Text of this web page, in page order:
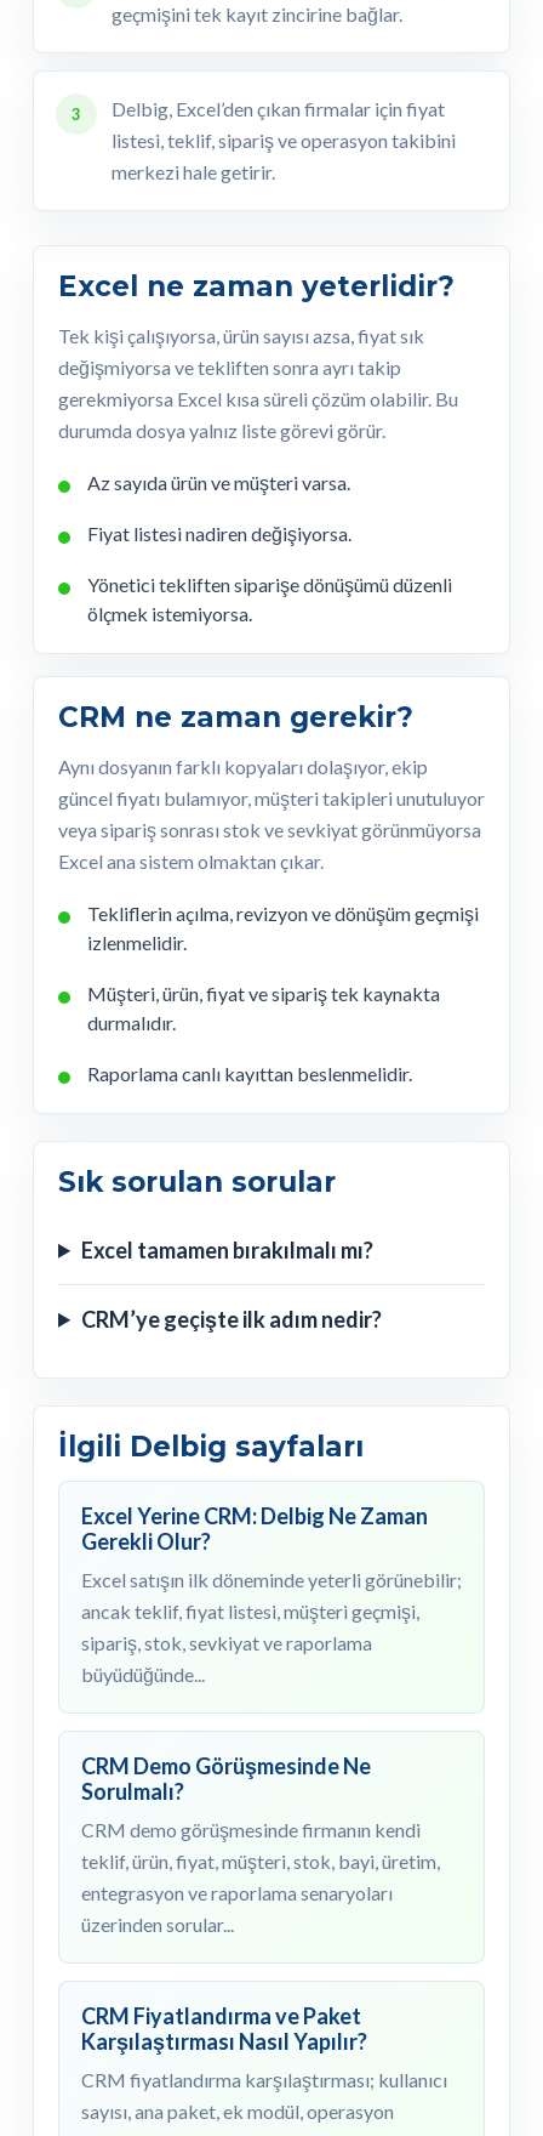
geçmişini tek kayıt zincirine bağlar.
3
Delbig, Excel’den çıkan firmalar için fiyat
listesi, teklif, sipariş ve operasyon takibini
merkezi hale getirir.
Excel ne zaman yeterlidir?
Tek kişi çalışıyorsa, ürün sayısı azsa, fiyat sık
değişmiyorsa ve tekliften sonra ayrı takip
gerekmiyorsa Excel kısa süreli çözüm olabilir. Bu
durumda dosya yalnız liste görevi görür.
Az sayıda ürün ve müşteri varsa.
Fiyat listesi nadiren değişiyorsa.
Yönetici tekliften siparişe dönüşümü düzenli
ölçmek istemiyorsa.
CRM ne zaman gerekir?
Aynı dosyanın farklı kopyaları dolaşıyor, ekip
güncel fiyatı bulamıyor, müşteri takipleri unutuluyor
veya sipariş sonrası stok ve sevkiyat görünmüyorsa
Excel ana sistem olmaktan çıkar.
Tekliflerin açılma, revizyon ve dönüşüm geçmişi
izlenmelidir.
Müşteri, ürün, fiyat ve sipariş tek kaynakta
durmalıdır.
Raporlama canlı kayıttan beslenmelidir.
Sık sorulan sorular
Excel tamamen bırakılmalı mı?
CRM’ye geçişte ilk adım nedir?
İlgili Delbig sayfaları
Excel Yerine CRM: Delbig Ne Zaman
Gerekli Olur?
Excel satışın ilk döneminde yeterli görünebilir;
ancak teklif, fiyat listesi, müşteri geçmişi,
sipariş, stok, sevkiyat ve raporlama
büyüdüğünde...
CRM Demo Görüşmesinde Ne
Sorulmalı?
CRM demo görüşmesinde firmanın kendi
teklif, ürün, fiyat, müşteri, stok, bayi, üretim,
entegrasyon ve raporlama senaryoları
üzerinden sorular...
CRM Fiyatlandırma ve Paket
Karşılaştırması Nasıl Yapılır?
CRM fiyatlandırma karşılaştırması; kullanıcı
sayısı, ana paket, ek modül, operasyon